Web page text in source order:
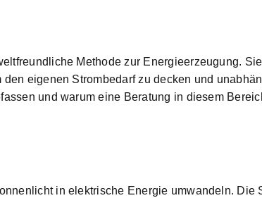
Methode zur Energieerzeugung.
eigenen Strombedarf zu decken und
und warum eine Beratung in diesem
in elektrische Energie umwandeln.